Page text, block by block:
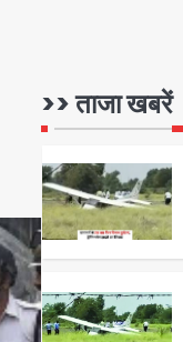
>> ताजा खबरें
2
3